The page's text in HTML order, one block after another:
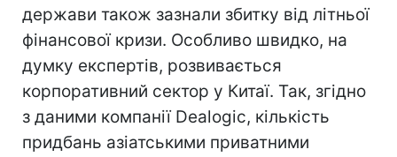
держави також зазнали збитку від літньої
фінансової кризи. Особливо швидко, на
думку експертів, розвивається
корпоративний сектор у Китаї. Так, згідно
з даними компанії Dealogic, кількість
придбань азіатськими приватними